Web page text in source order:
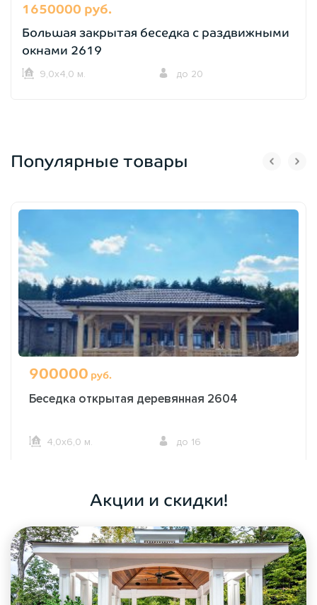
1650000 руб.
Большая закрытая беседка с раздвижными
окнами 2619
9,0х4,0 м. до 20
Популярные товары
900000 руб.
Беседка открытая деревянная 2604
4,0х6,0 м. до 16
Акции и скидки!